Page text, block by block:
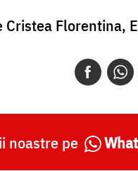
Cristea Florentina,
noastre pe